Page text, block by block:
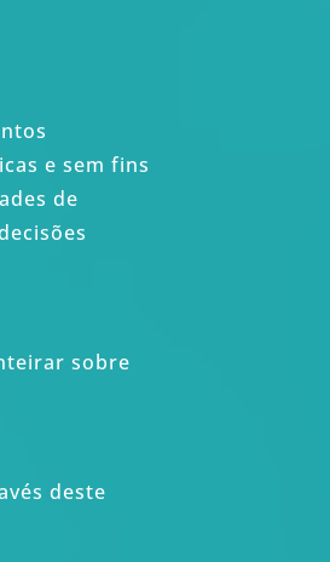
e sem fins
de
sobre
deste